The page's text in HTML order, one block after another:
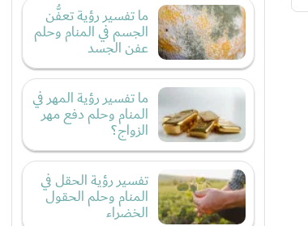
ما تفسير رؤية تعفُّن
الجسم في المنام وحلم
عفن الجسد
ما تفسير رؤية المهر في
المنام وحلم دفع مهر
الزواج؟
تفسير رؤية الحقل في
المنام وحلم الحقول
الخضراء